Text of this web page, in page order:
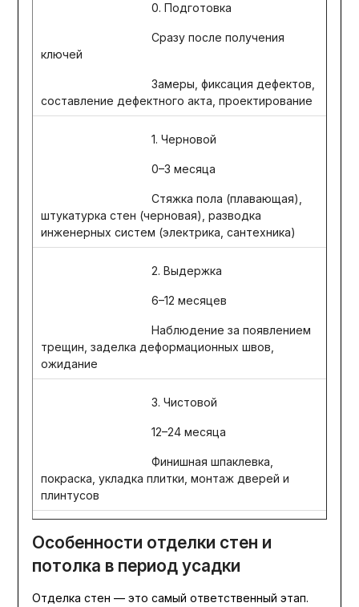
0. Подготовка
Сразу после получения
ключей
Замеры, фиксация дефектов,
составление дефектного акта, проектирование
1. Черновой
0–3 месяца
Стяжка пола (плавающая),
штукатурка стен (черновая), разводка
инженерных систем (электрика, сантехника)
2. Выдержка
6–12 месяцев
Наблюдение за появлением
трещин, заделка деформационных швов,
ожидание
3. Чистовой
12–24 месяца
Финишная шпаклевка,
покраска, укладка плитки, монтаж дверей и
плинтусов
Особенности отделки стен и
потолка в период усадки
Отделка стен — это самый ответственный этап.